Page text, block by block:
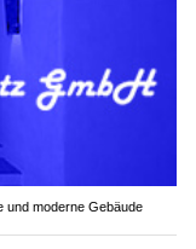
und moderne Gebäude